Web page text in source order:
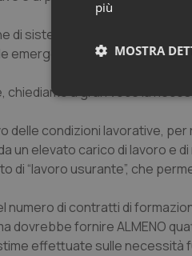
di sistema, che punti a
emergenze, e a valorizzare
chiediamo a gran voce la
delle condizioni lavorative,
un elevato carico di lavoro e
di “lavoro usurante”, che
numero di contratti di
dovrebbe fornire ALMENO
effettuate sulle necessità
più
MOSTRA
I cookie necessari
e l'accesso alle aree